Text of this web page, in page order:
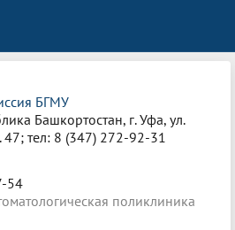
БГМУ
Башкортостан, г. Уфа, ул.
47; тел: 8 (347) 272-92-31
54
поликлиника